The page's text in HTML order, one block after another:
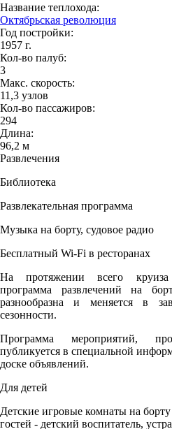
Название теплохода:
Октябрьская революция
Год постройки:
1957 г.
Кол-во палуб:
3
Макс. скорость:
11,3 узлов
Кол-во пассажиров:
294
Длина:
96,2 м
Развлечения
Библиотека
Развлекательная программа
Музыка на борту, судовое радио
Бесплатный Wi-Fi в ресторанах
На протяжении всего круиза
программа развлечений на
разнообразна и меняется в
сезонности.
Программа мероприятий,
публикуется в специальной
доске объявлений.
Для детей
Детские игровые комнаты на
гостей - детский воспитатель,